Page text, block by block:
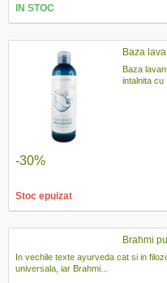
IN STOC
Baza
Baza
intalnita cu
-30%
Stoc epuizat
Brahmi
In vechile texte ayurveda cat si in
universala, iar Brahmi...